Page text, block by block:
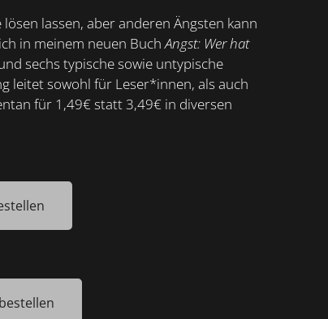
lassen, aber anderen Ängsten kann
in meinem neuen BuchAngst: Wer hat
sechs typische sowie untypische
leitet sowohl für Leser*innen, als auch
für 1,49€ statt 3,49€ in diversen